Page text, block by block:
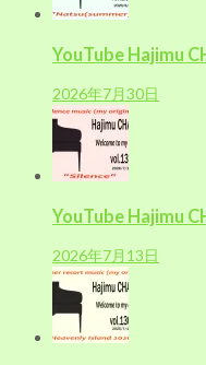
YouTube Hajimu
2026年7月30日
YouTube Hajimu
2026年7月13日